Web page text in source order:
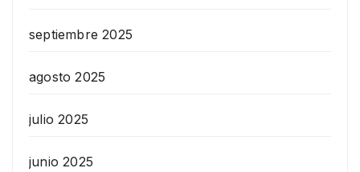
septiembre 2025
agosto 2025
julio 2025
junio 2025